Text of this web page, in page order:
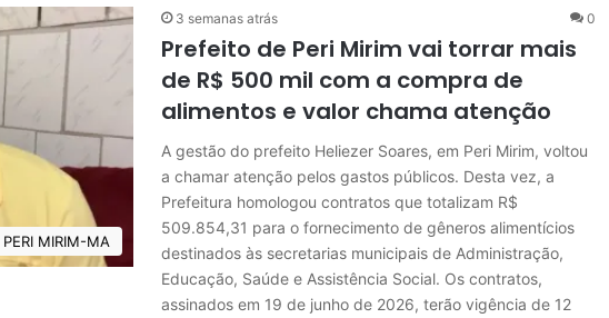
PERI MIRIM-MA
3 semanas atrás 0
Prefeito de Peri Mirim vai torrar mais
de R$ 500 mil com a compra de
alimentos e valor chama atenção
A gestão do prefeito Heliezer Soares, em Peri Mirim, voltou
a chamar atenção pelos gastos públicos. Desta vez, a
Prefeitura homologou contratos que totalizam R$
509.854,31 para o fornecimento de gêneros alimentícios
destinados às secretarias municipais de Administração,
Educação, Saúde e Assistência Social. Os contratos,
assinados em 19 de junho de 2026, terão vigência de 12